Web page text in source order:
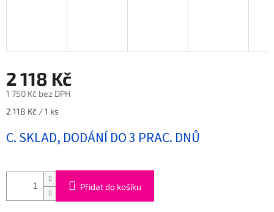
2 118 Kč
1 750 Kč bez DPH
Měrná
2 118 Kč / 1 ks
C. SKLAD, DODÁNÍ DO 3 PRAC. DNŮ
Přidat do košíku